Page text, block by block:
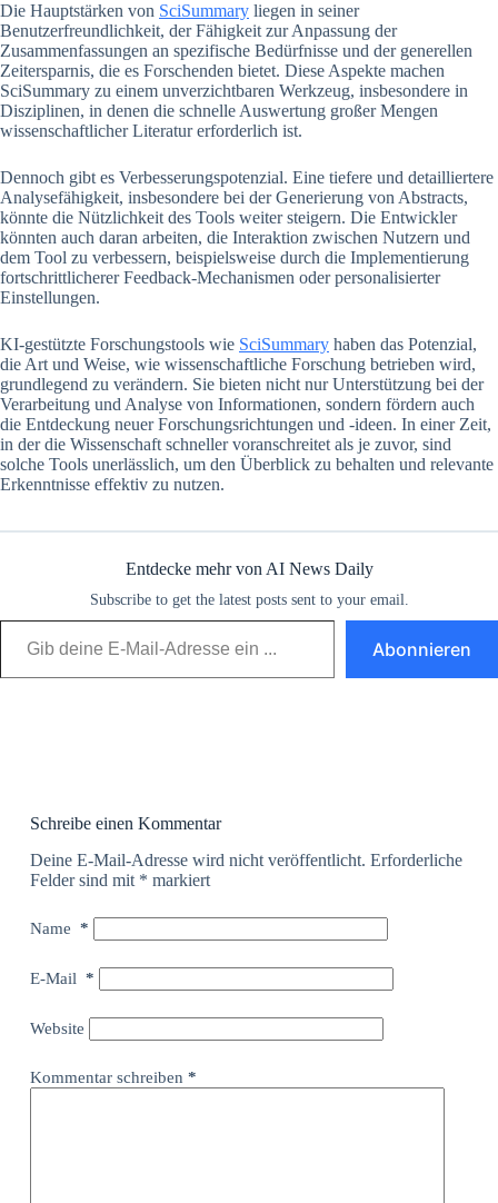
Die Hauptstärken von SciSummary liegen in seiner
Benutzerfreundlichkeit, der Fähigkeit zur Anpassung der
Zusammenfassungen an spezifische Bedürfnisse und der generellen
Zeitersparnis, die es Forschenden bietet. Diese Aspekte machen
SciSummary zu einem unverzichtbaren Werkzeug, insbesondere in
Disziplinen, in denen die schnelle Auswertung großer Mengen
wissenschaftlicher Literatur erforderlich ist.
Dennoch gibt es Verbesserungspotenzial. Eine tiefere und detailliertere
Analysefähigkeit, insbesondere bei der Generierung von Abstracts,
könnte die Nützlichkeit des Tools weiter steigern. Die Entwickler
könnten auch daran arbeiten, die Interaktion zwischen Nutzern und
dem Tool zu verbessern, beispielsweise durch die Implementierung
fortschrittlicherer Feedback-Mechanismen oder personalisierter
Einstellungen.
KI-gestützte Forschungstools wie SciSummary haben das Potenzial,
die Art und Weise, wie wissenschaftliche Forschung betrieben wird,
grundlegend zu verändern. Sie bieten nicht nur Unterstützung bei der
Verarbeitung und Analyse von Informationen, sondern fördern auch
die Entdeckung neuer Forschungsrichtungen und -ideen. In einer Zeit,
in der die Wissenschaft schneller voranschreitet als je zuvor, sind
solche Tools unerlässlich, um den Überblick zu behalten und relevante
Erkenntnisse effektiv zu nutzen.
Entdecke mehr von AI News Daily
Subscribe to get the latest posts sent to your email.
Gib deine E-Mail-Adresse ein ...
Abonnieren
Schreibe einen Kommentar
Deine E-Mail-Adresse wird nicht veröffentlicht. Erforderliche
Felder sind mit * markiert
Name *
E-Mail *
Website
Kommentar schreiben *